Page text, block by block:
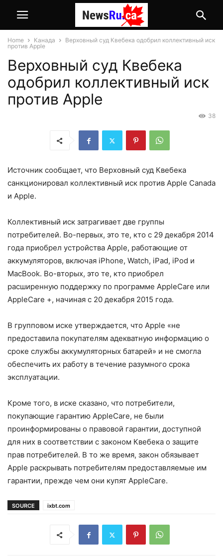
Home Канада
Верховный суд Квебека одобрил коллективный иск
против Apple
Верховный суд Квебека
одобрил коллективный иск
против Apple
38
Источник сообщает, что Верховный суд Квебека
санкционировал коллективный иск против Apple Canada
и Apple.
Коллективный иск затрагивает две группы
потребителей. Во-первых, это те, кто с 29 декабря 2014
года приобрел устройства Apple, работающие от
аккумуляторов, включая iPhone, Watch, iPad, iPod и
MacBook. Во-вторых, это те, кто приобрел
расширенную поддержку по программе AppleCare или
AppleCare +, начиная с 20 декабря 2015 года.
В групповом иске утверждается, что Apple «не
предоставила покупателям адекватную информацию о
сроке службы аккумуляторных батарей» и не смогла
обеспечить их работу в течение разумного срока
эксплуатации.
Кроме того, в иске сказано, что потребители,
покупающие гарантию AppleCare, не были
проинформированы о правовой гарантии, доступной
для них в соответствии с законом Квебека о защите
прав потребителей. В то же время, закон обязывает
Apple раскрывать потребителям предоставляемые им
гарантии, прежде чем они купят AppleCare.
SOURCE ixbt.com